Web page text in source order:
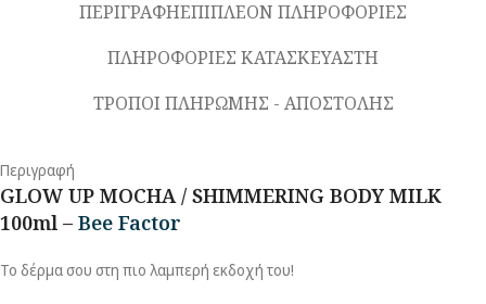
ΠΕΡΙΓΡΑΦΗΕΠΙΠΛΕΟΝ ΠΛΗΡΟΦΟΡΙΕΣ
ΠΛΗΡΟΦΟΡΙΕΣ ΚΑΤΑΣΚΕΥΑΣΤΗ
ΤΡΟΠΟΙ ΠΛΗΡΩΜΗΣ - ΑΠΟΣΤΟΛΗΣ
Περιγραφή
GLOW UP MOCHA / SHIMMERING BODY MILK
100ml – Bee Factor
Το δέρμα σου στη πιο λαμπερή εκδοχή του!